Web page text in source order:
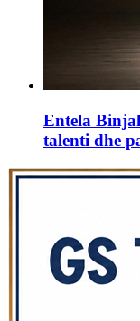
Entela
talenti dhe